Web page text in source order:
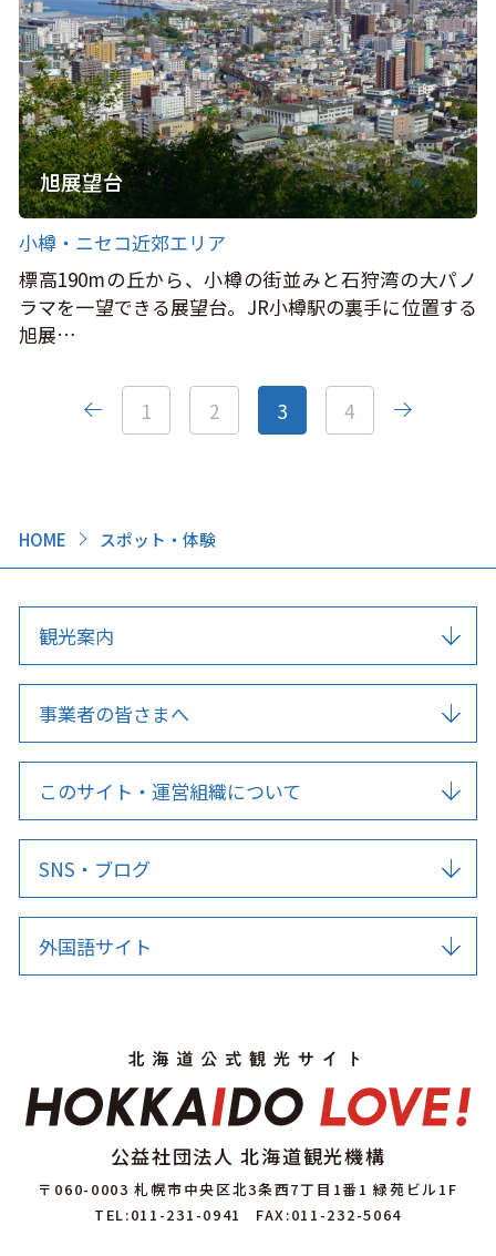
HOME スポット・体験
旭展望台
小樽・ニセコ近郊エリア
標高190mの丘から、小樽の街並みと石狩湾の大パノ
ラマを一望できる展望台。JR小樽駅の裏手に位置する
旭展…
1 2 3 4
観光案内
事業者の皆さまへ
このサイト・運営組織について
SNS・ブログ
外国語サイト
公益社団法人 北海道観光機構
〒060-0003 札幌市中央区北3条西7丁目1番1 緑苑ビル1F
TEL:011-231-0941
FAX:011-232-5064